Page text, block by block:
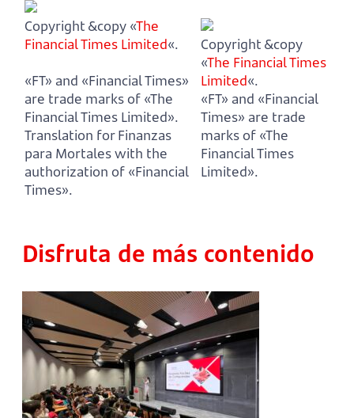
Copyright &copy «The
Financial Times Limited«.
«FT» and «Financial Times»
are trade marks of «The
Financial Times Limited».
Translation for Finanzas
para Mortales with the
authorization of «Financial
Times».
Copyright &copy
«The Financial Times
Limited«.
«FT» and «Financial
Times» are trade
marks of «The
Financial Times
Limited».
Disfruta de más contenido